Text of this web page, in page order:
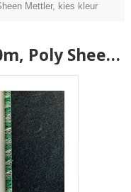
Mettler, kies kleur
Regenboog garen, 800m, Poly Sheen Mettler, kies kleur